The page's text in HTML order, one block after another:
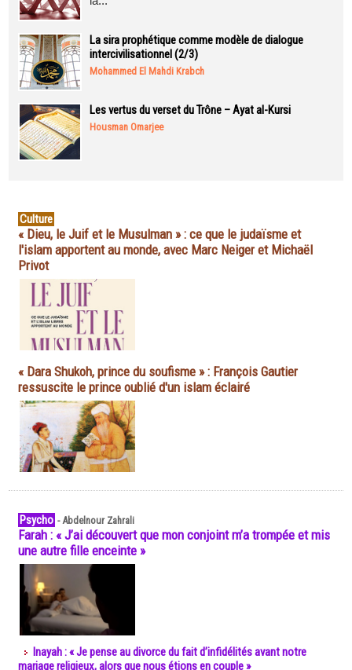
La sira prophétique comme modèle de dialogue
intercivilisationnel (2/3)
Mohammed El Mahdi Krabch
Les vertus du verset du Trône – Ayat al-Kursi
Housman Omarjee
Culture
« Dieu, le Juif et le Musulman » : ce que le judaïsme et
l'islam apportent au monde, avec Marc Neiger et Michaël
Privot
« Dara Shukoh, prince du soufisme » : François Gautier
ressuscite le prince oublié d'un islam éclairé
Psycho -Abdelnour Zahrali
Farah : « J’ai découvert que mon conjoint m’a trompée et mis
une autre fille enceinte »
Inayah : « Je pense au divorce du fait d’infidélités avant notre
mariage religieux, alors que nous étions en couple »